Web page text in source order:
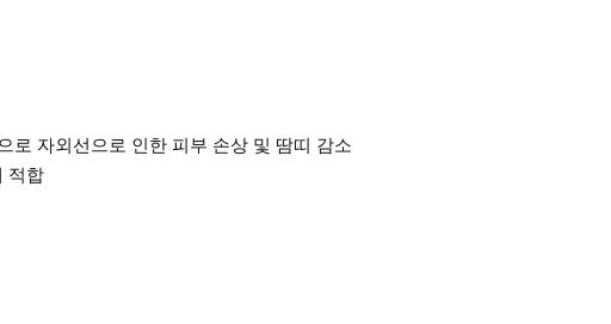
자외선으로 인한 피부 손상 및 땀띠 감소
적합